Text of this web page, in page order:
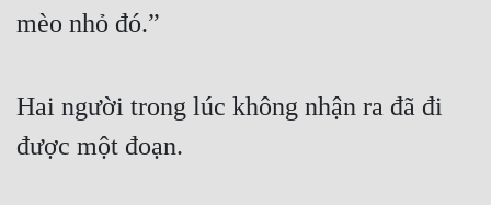
mèo nhỏ đó.”
Hai người trong lúc không nhận ra đã đi
được một đoạn.